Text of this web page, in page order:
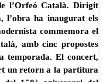
l’Orfeó Català. Dirigit
l’obra ha inaugurat els
commemora el
amb cinc propostes
temporada. El concert,
un retorn a la partitura